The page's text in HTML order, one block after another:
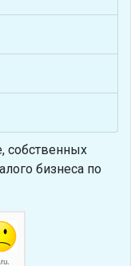
собственных
бизнеса по